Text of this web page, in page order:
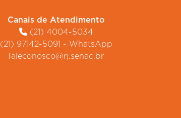
Canais de Atendimento
(21) 4004-5034
(21) 97142-5091 - WhatsApp
faleconosco@rj.senac.br